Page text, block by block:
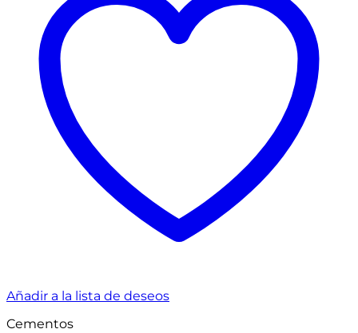
Añadir a la lista de deseos
Cementos